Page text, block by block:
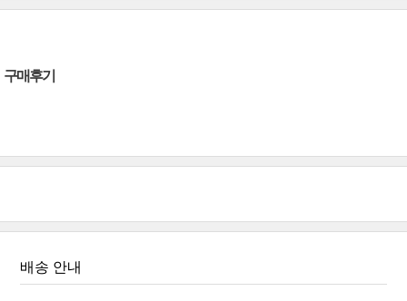
구매후기
배송 안내